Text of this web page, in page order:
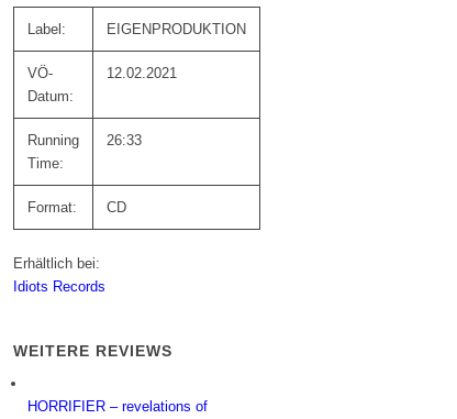
Label: EIGENPRODUKTION
VÖ-
Datum:
12.02.2021
Running
Time:
26:33
Format: CD
Erhältlich bei:
Idiots Records
WEITERE REVIEWS
HORRIFIER – revelations of